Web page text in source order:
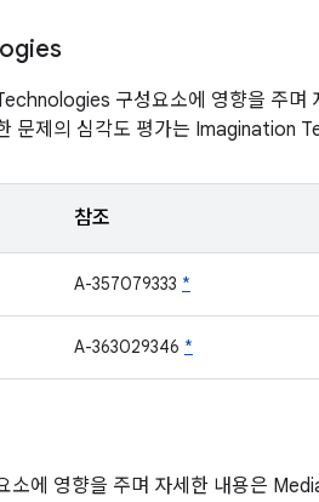
구성요소에 영향을 주
문제의 심각도 평가는 Imagination
참조
A-357079333 *
A-363029346 *
소에 영향을 주며 자세한 내용은